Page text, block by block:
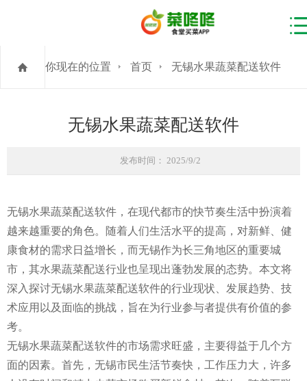
你现在的位置 首页 无锡水果蔬菜配送软件
无锡水果蔬菜配送软件
发布时间： 2025/9/2
无锡水果蔬菜配送软件，在现代都市的快节奏生活中扮演着
越来越重要的角色。随着人们生活水平的提高，对新鲜、健
康食材的需求日益增长，而无锡作为长三角地区的重要城
市，其水果蔬菜配送行业也呈现出蓬勃发展的态势。本文将
深入探讨无锡水果蔬菜配送软件的行业现状、发展趋势、技
术应用以及面临的挑战，旨在为行业参与者提供有价值的参
考。
无锡水果蔬菜配送软件的市场需求旺盛，主要得益于几个方
面的因素。首先，无锡市民生活节奏快，工作压力大，许多